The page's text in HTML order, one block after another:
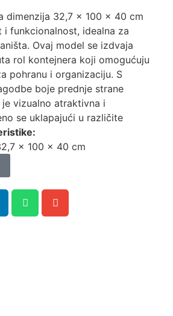
dimenzija 32,7 x 100 x 40 cm
funkcionalnost, idealna za
Ovaj model se izdvaja
rol kontejnera koji omogućuju
pohranu i organizaciju. S
boje prednje strane
vizualno atraktivna i
se uklapajući u različite
x 100 x 40 cm